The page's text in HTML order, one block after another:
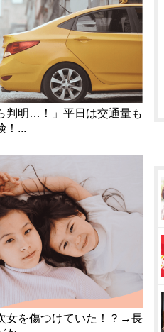
判明…！」平日は交通量も
！...
女を傷つけていた！？→長